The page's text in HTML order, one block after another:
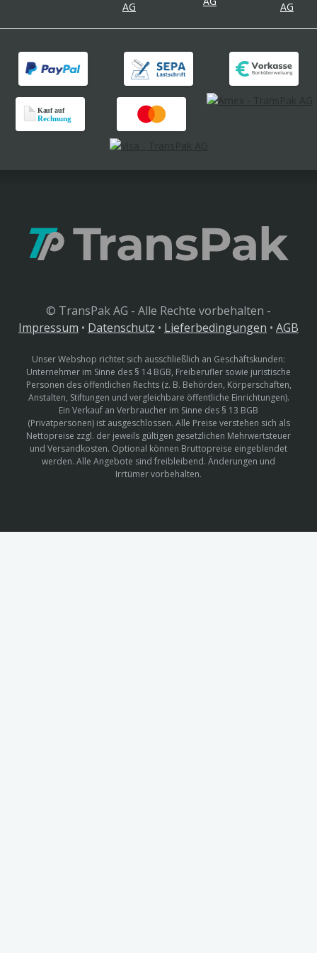
© TransPak AG - Alle Rechte vorbehalten -
Impressum • Datenschutz • Lieferbedingungen • AGB
Unser Webshop richtet sich ausschließlich an Geschäftskunden:
Unternehmer im Sinne des § 14 BGB, Freiberufler sowie juristische
Personen des öffentlichen Rechts (z. B. Behörden, Körperschaften,
Anstalten, Stiftungen und vergleichbare öffentliche Einrichtungen).
Ein Verkauf an Verbraucher im Sinne des § 13 BGB
(Privatpersonen) ist ausgeschlossen. Alle Preise verstehen sich als
Nettopreise zzgl. der jeweils gültigen gesetzlichen Mehrwertsteuer
und Versandkosten. Optional können Bruttopreise eingeblendet
werden. Alle Angebote sind freibleibend. Änderungen und
Irrtümer vorbehalten.